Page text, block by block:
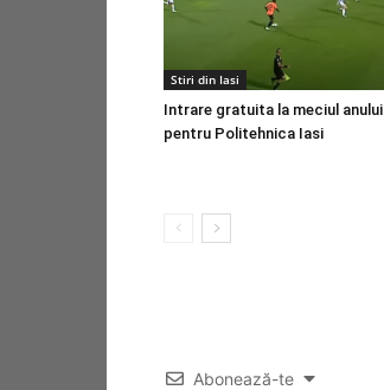
Stiri din Iasi
Intrare gratuita la meciul anului
pentru Politehnica Iasi
Abonează-te